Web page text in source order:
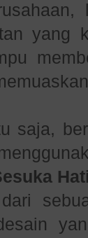
yang
saja,